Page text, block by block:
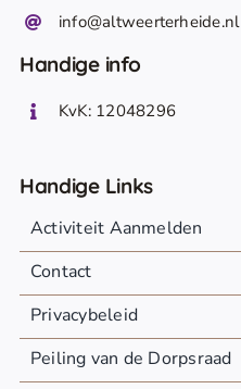
info@altweerterheide.nl
Handige info
KvK: 12048296
Handige Links
Activiteit Aanmelden
Contact
Privacybeleid
Peiling van de Dorpsraad